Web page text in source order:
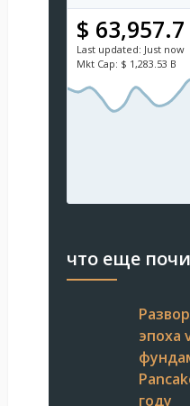
$ 63,957.7
Last updated: Just now
Mkt Cap: $ 1,283.53 B
что еще
эпоха
году